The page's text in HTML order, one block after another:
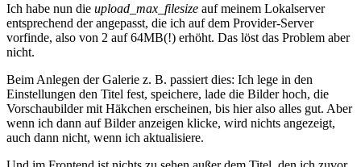
Ich habe nun die upload_max_filesize auf meinem Lokalserver
entsprechend der angepasst, die ich auf dem Provider-Server
vorfinde, also von 2 auf 64MB(!) erhöht. Das löst das Problem aber
nicht.
Beim Anlegen der Galerie z. B. passiert dies: Ich lege in den
Einstellungen den Titel fest, speichere, lade die Bilder hoch, die
Vorschaubilder mit Häkchen erscheinen, bis hier also alles gut. Aber
wenn ich dann auf Bilder anzeigen klicke, wird nichts angezeigt,
auch dann nicht, wenn ich aktualisiere.